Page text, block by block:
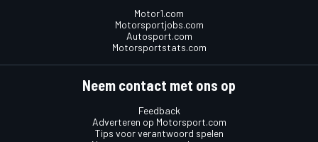
Motor1.com
Motorsportjobs.com
Autosport.com
Motorsportstats.com
Neem contact met ons op
Feedback
Adverteren op Motorsport.com
Tips voor verantwoord spelen